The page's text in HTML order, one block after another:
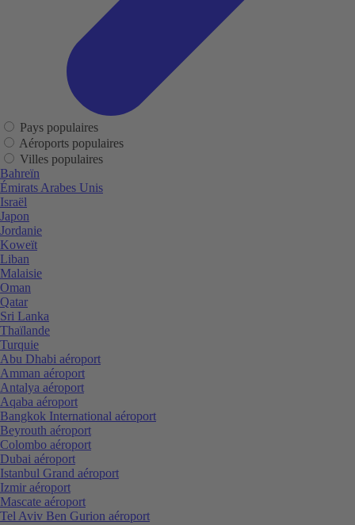
Pays populaires
Aéroports populaires
Villes populaires
Bahreïn
Émirats Arabes Unis
Israël
Japon
Jordanie
Koweït
Liban
Malaisie
Oman
Qatar
Sri Lanka
Thaïlande
Turquie
Abu Dhabi aéroport
Amman aéroport
Antalya aéroport
Aqaba aéroport
Bangkok International aéroport
Beyrouth aéroport
Colombo aéroport
Dubai aéroport
Istanbul Grand aéroport
Izmir aéroport
Mascate aéroport
Tel Aviv Ben Gurion aéroport